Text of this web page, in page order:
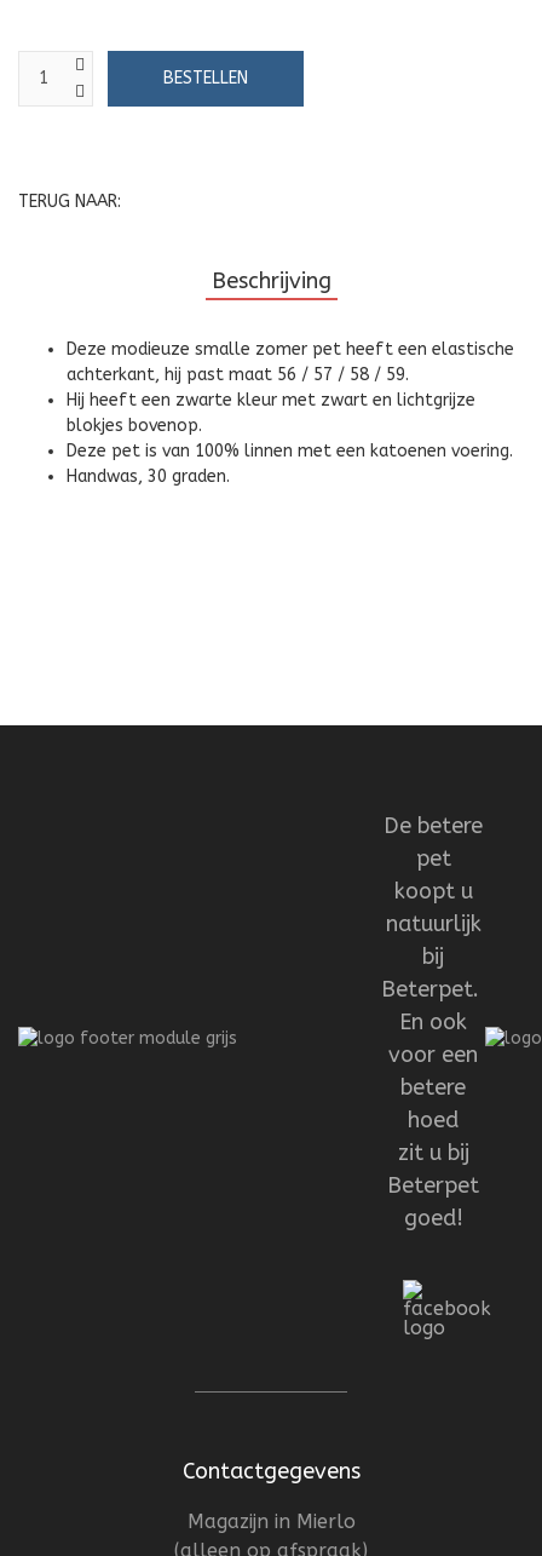
TERUG NAAR:
Beschrijving
Deze modieuze smalle zomer pet heeft een elastische
achterkant, hij past maat 56 / 57 / 58 / 59.
Hij heeft een zwarte kleur met zwart en lichtgrijze
blokjes bovenop.
Deze pet is van 100% linnen met een katoenen voering.
Handwas, 30 graden.
De betere
pet
koopt u
natuurlijk
bij
Beterpet.
En ook
voor een
betere
hoed
zit u bij
Beterpet
goed!
Contactgegevens
Magazijn in Mierlo
(alleen op afspraak)